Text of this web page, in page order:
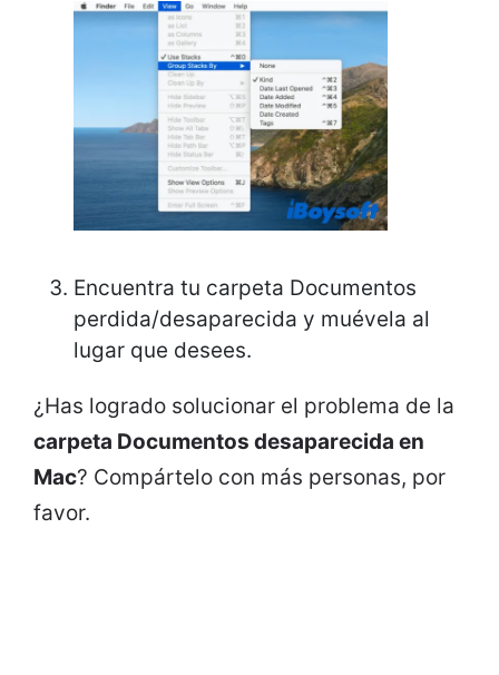
Encuentra tu carpeta Documentos
perdida/desaparecida y muévela al
lugar que desees.
¿Has logrado solucionar el problema de la
carpeta Documentos desaparecida en
Mac? Compártelo con más personas, por
favor.